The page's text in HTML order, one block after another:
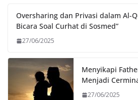
Oversharing dan Privasi dalam Al-
Bicara Soal Curhat di Sosmed”
27/06/2025
Menyikapi
Menjadi
27/06/2025